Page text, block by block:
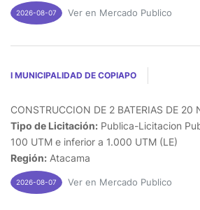
2026-08-07 Ver en Mercado Publico
I MUNICIPALIDAD DE COPIAPO
CONSTRUCCION DE 2 BATERIAS DE 20
Tipo de Licitación: Publica-Licitacion
100 UTM e inferior a 1.000 UTM (LE)
Región: Atacama
2026-08-07 Ver en Mercado Publico